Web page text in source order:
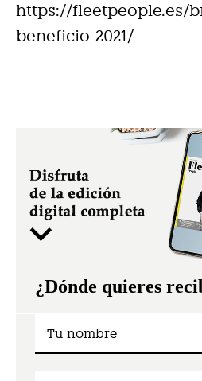
https://fleetpeople.es/
beneficio-2021/
¿Dónde quieres